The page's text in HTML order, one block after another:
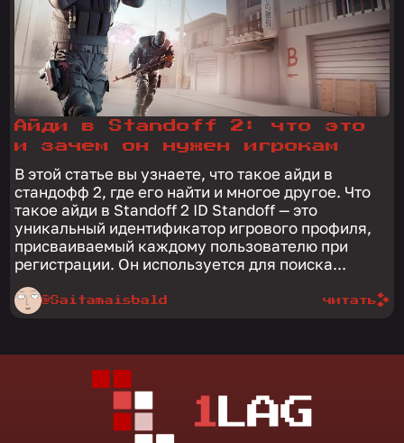
Айди в Standoff 2: что это
и зачем он нужен игрокам
В этой статье вы узнаете, что такое айди в
стандофф 2, где его найти и многое другое. Что
такое айди в Standoff 2 ID Standoff — это
уникальный идентификатор игрового профиля,
присваиваемый каждому пользователю при
регистрации. Он используется для поиска...
@Saitamaisbald читать